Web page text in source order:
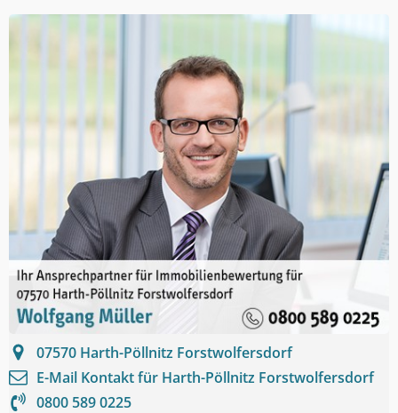
07570 Harth-Pöllnitz Forstwolfersdorf
E-Mail Kontakt für Harth-Pöllnitz Forstwolfersdorf
0800 589 0225